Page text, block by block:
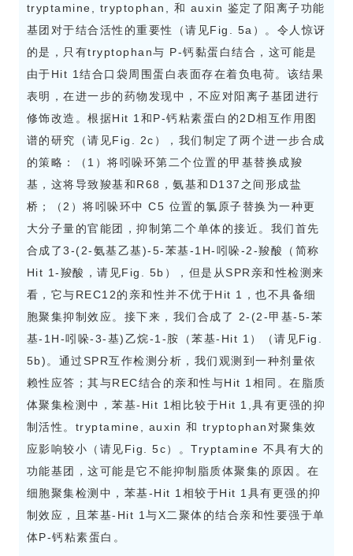
tryptamine, tryptophan, 和 auxin 鉴定了阳离子功能
基团对于结合活性的重要性（请见Fig. 5a）。令人惊讶
的是，只有tryptophan与 P-钙黏蛋白结合，这可能是
由于Hit 1结合口袋周围蛋白表面存在着负电荷。该结果
表明，在进一步的药物发现中，不应对阳离子基团进行
修饰改造。根据Hit 1和P-钙粘素蛋白的2D相互作用图
谱的研究（请见Fig. 2c），我们制定了两个进一步合成
的策略：（1）将吲哚环第二个位置的甲基替换成羧
基，这将导致羧基和R68，氨基和D137之间形成盐
桥；（2）将吲哚环中 C5 位置的氯原子替换为一种更
大分子量的官能团，抑制第二个单体的接近。我们首先
合成了3-(2-氨基乙基)-5-苯基-1H-吲哚-2-羧酸（简称
Hit 1-羧酸，请见Fig. 5b），但是从SPR亲和性检测来
看，它与REC12的亲和性并不优于Hit 1，也不具备细
胞聚集抑制效应。接下来，我们合成了 2-(2-甲基-5-苯
基-1H-吲哚-3-基)乙烷-1-胺（苯基-Hit 1）（请见Fig.
5b)。通过SPR互作检测分析，我们观测到一种剂量依
赖性应答；其与REC结合的亲和性与Hit 1相同。在脂质
体聚集检测中，苯基-Hit 1相比较于Hit 1,具有更强的抑
制活性。tryptamine, auxin 和 tryptophan对聚集效
应影响较小（请见Fig. 5c）。Tryptamine 不具有大的
功能基团，这可能是它不能抑制脂质体聚集的原因。在
细胞聚集检测中，苯基-Hit 1相较于Hit 1具有更强的抑
制效应，且苯基-Hit 1与X二聚体的结合亲和性要强于单
体P-钙粘素蛋白。